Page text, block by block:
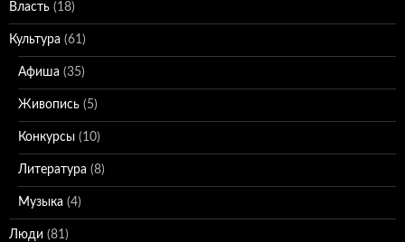
Власть (18)
Культура (61)
Афиша (35)
Живопись (5)
Конкурсы (10)
Литература (8)
Музыка (4)
Люди (81)